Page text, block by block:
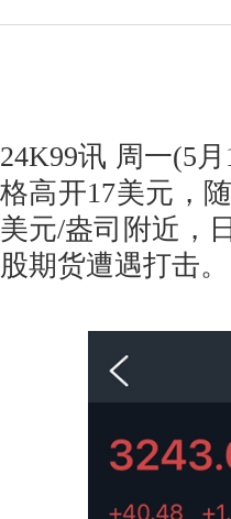
24K99讯 周一(5
格高开17美元，
美元/盎司附近，
股期货遭遇打击。